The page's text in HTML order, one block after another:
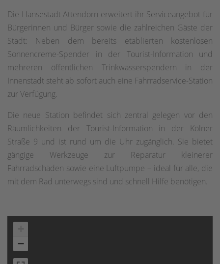
Die Hansestadt Attendorn erweitert ihr Serviceangebot für
Bürgerinnen und Bürger sowie die zahlreichen Gäste der
Stadt: Neben dem bereits etablierten kostenlosen
Sonnencreme-Spender in der Tourist-Information und
mehreren öffentlichen Trinkwasserspendern in der
Innenstadt steht ab sofort auch eine Fahrradservice-Station
zur Verfügung.
Die neue Station befindet sich zentral gelegen vor den
Räumlichkeiten der Tourist-Information in der Kölner
Straße 9 und ist rund um die Uhr zugänglich. Sie bietet
gängige Werkzeuge zur Reparatur kleinerer
Fahrradschäden sowie eine Luftpumpe – ideal für alle, die
mit dem Rad unterwegs sind und schnell Hilfe benötigen.
−